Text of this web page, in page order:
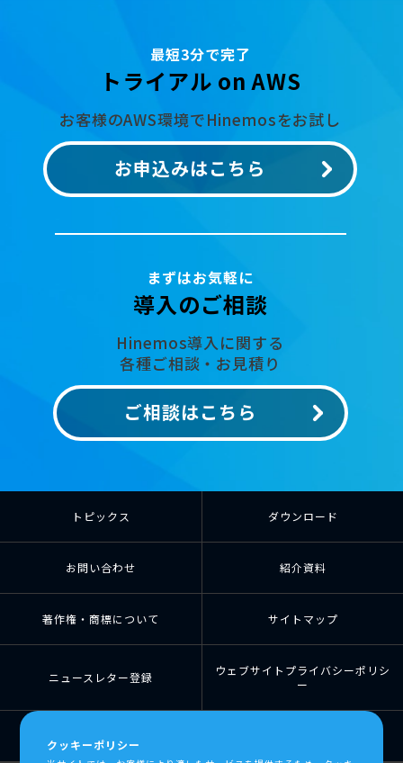
最短3分で完了
トライアル on AWS
お客様のAWS環境でHinemosをお試し
お申込みはこちら
まずはお気軽に
導入のご相談
Hinemos導入に関する
各種ご相談・お見積り
ご相談はこちら
トピックス ダウンロード
お問い合わせ 紹介資料
著作権・商標について サイトマップ
ニュースレター登録
ウェブサイトプライバシーポリシ
ー
クッキーポリシー